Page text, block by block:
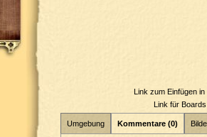
Link zum Einfügen
Link für
Umgebung Kommentare (0)